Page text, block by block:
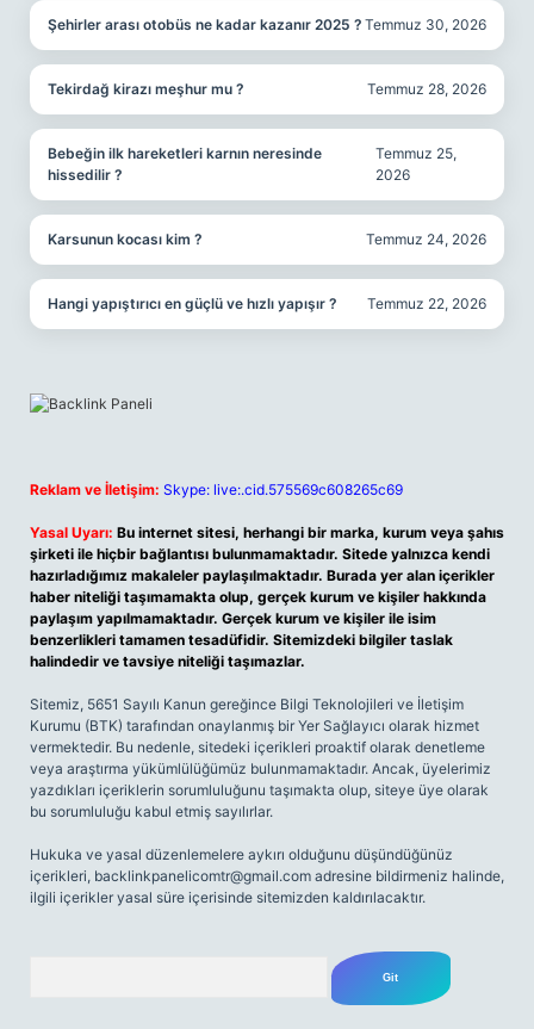
Şehirler arası otobüs ne kadar kazanır 2025 ? Temmuz 30, 2026
Tekirdağ kirazı meşhur mu ? Temmuz 28, 2026
Bebeğin ilk hareketleri karnın neresinde
hissedilir ?
Temmuz 25,
2026
Karsunun kocası kim ? Temmuz 24, 2026
Hangi yapıştırıcı en güçlü ve hızlı yapışır ? Temmuz 22, 2026
Reklam ve İletişim: Skype: live:.cid.575569c608265c69
Yasal Uyarı: Bu internet sitesi, herhangi bir marka, kurum veya şahıs
şirketi ile hiçbir bağlantısı bulunmamaktadır. Sitede yalnızca kendi
hazırladığımız makaleler paylaşılmaktadır. Burada yer alan içerikler
haber niteliği taşımamakta olup, gerçek kurum ve kişiler hakkında
paylaşım yapılmamaktadır. Gerçek kurum ve kişiler ile isim
benzerlikleri tamamen tesadüfidir. Sitemizdeki bilgiler taslak
halindedir ve tavsiye niteliği taşımazlar.
Sitemiz, 5651 Sayılı Kanun gereğince Bilgi Teknolojileri ve İletişim
Kurumu (BTK) tarafından onaylanmış bir Yer Sağlayıcı olarak hizmet
vermektedir. Bu nedenle, sitedeki içerikleri proaktif olarak denetleme
veya araştırma yükümlülüğümüz bulunmamaktadır. Ancak, üyelerimiz
yazdıkları içeriklerin sorumluluğunu taşımakta olup, siteye üye olarak
bu sorumluluğu kabul etmiş sayılırlar.
Hukuka ve yasal düzenlemelere aykırı olduğunu düşündüğünüz
içerikleri, backlinkpanelicomtr@gmail.com adresine bildirmeniz halinde,
ilgili içerikler yasal süre içerisinde sitemizden kaldırılacaktır.